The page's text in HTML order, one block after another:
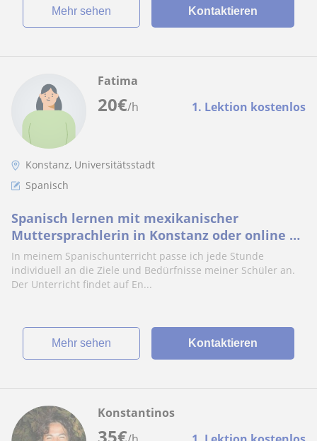
Mehr sehen Kontaktieren
20€/h 1. Lektion kostenlos
Fatima
Konstanz, Universitätsstadt
Spanisch
Spanisch lernen mit mexikanischer
Muttersprachlerin in Konstanz oder online –
Unterricht auf Englisch für alle Niveaus
In meinem Spanischunterricht passe ich jede Stunde
individuell an die Ziele und Bedürfnisse meiner Schüler an.
Der Unterricht findet auf En...
Mehr sehen Kontaktieren
Konstantinos